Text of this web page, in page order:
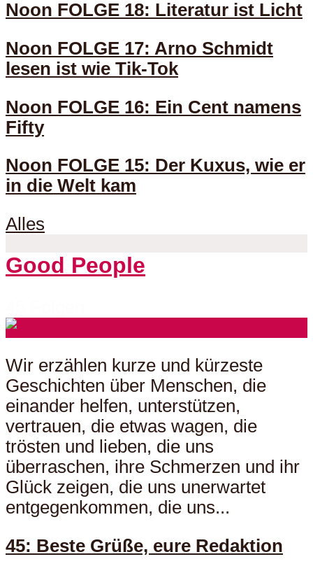
Noon FOLGE 18: Literatur ist Licht
Noon FOLGE 17: Arno Schmidt
lesen ist wie Tik-Tok
Noon FOLGE 16: Ein Cent namens
Fifty
Noon FOLGE 15: Der Kuxus, wie er
in die Welt kam
Alles
Good People
Wir erzählen kurze und kürzeste
Geschichten über Menschen, die
einander helfen, unterstützen,
vertrauen, die etwas wagen, die
trösten und lieben, die uns
überraschen, ihre Schmerzen und ihr
Glück zeigen, die uns unerwartet
entgegenkommen, die uns...
45: Beste Grüße, eure Redaktion